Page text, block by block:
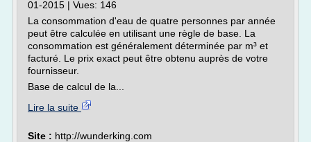
01-2015 | Vues: 146
La consommation d'eau de quatre personnes par année
peut être calculée en utilisant une règle de base. La
consommation est généralement déterminée par m³ et
facturé. Le prix exact peut être obtenu auprès de votre
fournisseur.
Base de calcul de la...
Lire la suite
Site : http://wunderking.com